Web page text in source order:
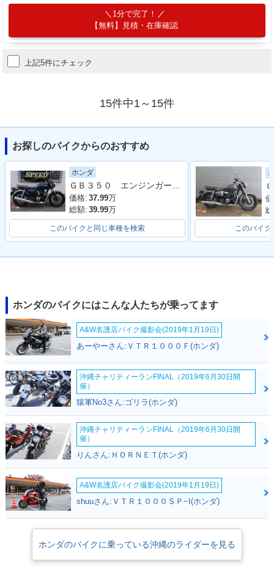
1分で完了！
【無料】見積・在庫確認
上記5件にチェック
15件中1～15件
お探しのバイクからのおすすめ
ホンダ
ＧＢ３５０ エンジンガード付 車検１１月
価格: 37.99万
総額: 39.99万
このバイクと同じ車種を検索 このバイク
ホンダのバイクにはこんな人たちが乗ってます
A&W名護店バイク撮影会(2019年1月19日)
あーやーさん:ＶＴＲ１０００Ｆ(ホンダ)
沖縄チャリティーランFINAL（2019年6月30日開
催）
猿軍No3さん:ゴリラ(ホンダ)
沖縄チャリティーランFINAL（2019年6月30日開
催）
りんさん:ＨＯＲＮＥＴ(ホンダ)
A&W名護店バイク撮影会(2019年1月19日)
shuuさん:ＶＴＲ１０００ＳＰ−I(ホンダ)
ホンダのバイクに乗っている沖縄のライダーを見る